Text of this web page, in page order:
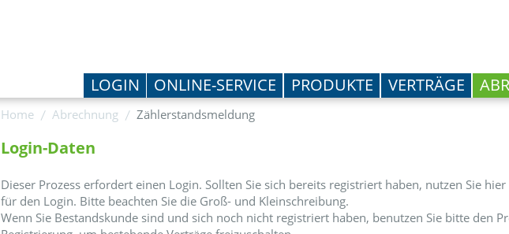
LOGIN ONLINE-SERVICE PRODUKTE VERTRÄGE
Home Abrechnung Zählerstandsmeldung
Login-Daten
Dieser Prozess erfordert einen Login. Sollten Sie sich bereits registriert haben, nutzen Sie
für den Login. Bitte beachten Sie die Groß- und Kleinschreibung.
Wenn Sie Bestandskunde sind und sich noch nicht registriert haben, benutzen Sie bitte den